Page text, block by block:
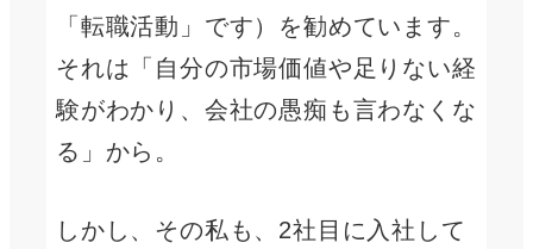
「転職活動」です）を勧めています。
それは「自分の市場価値や足りない経
験がわかり、会社の愚痴も言わなくな
る」から。
しかし、その私も、2社目に入社して